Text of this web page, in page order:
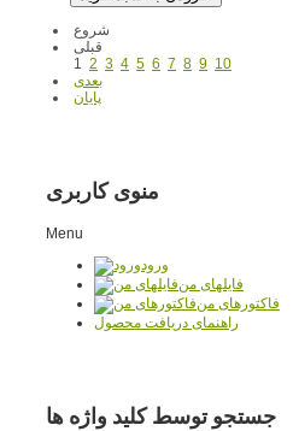
شروع
قبلی
1 2 3 4 5 6 7 8 9 10
بعدی
پایان
منوی کاربری
Menu
ورود
فایلهای من
فاکتورهای من
راهنمای دریافت محصول
جستجو توسط کلید واژه ها